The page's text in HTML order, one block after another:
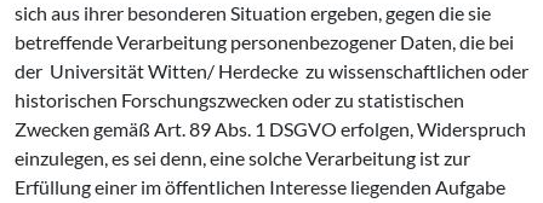
sich aus ihrer besonderen Situation ergeben, gegen die sie
betreffende Verarbeitung personenbezogener Daten, die bei
der Universität Witten/ Herdecke zu wissenschaftlichen oder
historischen Forschungszwecken oder zu statistischen
Zwecken gemäß Art. 89 Abs. 1 DSGVO erfolgen, Widerspruch
einzulegen, es sei denn, eine solche Verarbeitung ist zur
Erfüllung einer im öffentlichen Interesse liegenden Aufgabe